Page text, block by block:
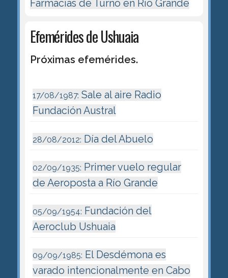
Farmacias de Turno en Río Grande
Efemérides de Ushuaia
Próximas efemérides.
17/08/1987: Sale al aire Radio
Fundación Austral
28/08/2012: Día del Abuelo
02/09/1935: Primer vuelo regular
de Aeroposta a Río Grande
05/09/1954: Fundación del
Aeroclub Ushuaia
09/09/1985: El Desdémona es
varado intencionalmente en Cabo